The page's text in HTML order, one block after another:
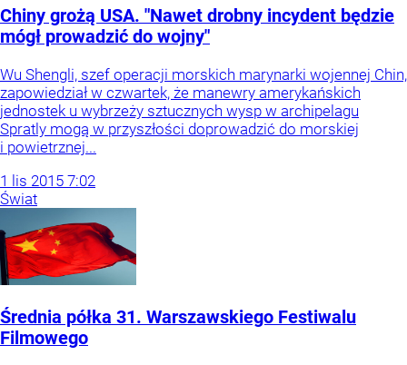
Chiny grożą USA. "Nawet drobny incydent będzie
mógł prowadzić do wojny"
Wu Shengli, szef operacji morskich marynarki wojennej Chin,
zapowiedział w czwartek, że manewry amerykańskich
jednostek u wybrzeży sztucznych wysp w archipelagu
Spratly mogą w przyszłości doprowadzić do morskiej
i powietrznej...
1 lis 2015 7:02
Świat
Średnia półka 31. Warszawskiego Festiwalu
Filmowego